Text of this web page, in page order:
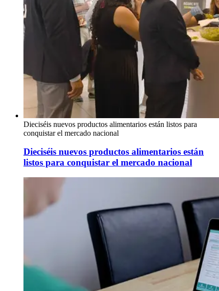
Dieciséis nuevos productos alimentarios están listos para
conquistar el mercado nacional
Dieciséis nuevos productos alimentarios están
listos para conquistar el mercado nacional